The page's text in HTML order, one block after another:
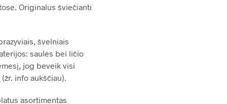
Originalus šviečianti
švelniais
saulės bei ličio
jog beveik visi
info aukščiau).
asortimentas